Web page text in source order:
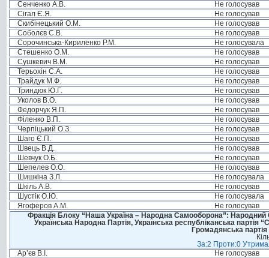
Сенченко А.В.
Не голосував
Сігал Є.Я.
Не голосував
Скибінецький О.М.
Не голосував
Соболєв С.В.
Не голосував
Сорочинська-Кириленко Р.М.
Не голосувала
Стешенко О.М.
Не голосував
Сушкевич В.М.
Не голосував
Терьохін С.А.
Не голосував
Трайдук М.Ф.
Не голосував
Триндюк Ю.Г.
Не голосував
Уколов В.О.
Не голосував
Федорчук Я.П.
Не голосував
Філенко В.П.
Не голосував
Черпіцький О.З.
Не голосував
Шаго Є.П.
Не голосував
Швець В.Д.
Не голосував
Шевчук О.Б.
Не голосував
Шепелев О.О.
Не голосував
Шишкіна З.Л.
Не голосувала
Шкіль А.В.
Не голосував
Шустік О.Ю.
Не голосувала
Ягоферов А.М.
Не голосував
Фракція Блоку “Наша Україна – Народна Самооборона”: Народний
Українська Народна Партія, Українська республіканська
Громадянська
За:2 Проти:0
Ар’єв В.І.
Не голосував